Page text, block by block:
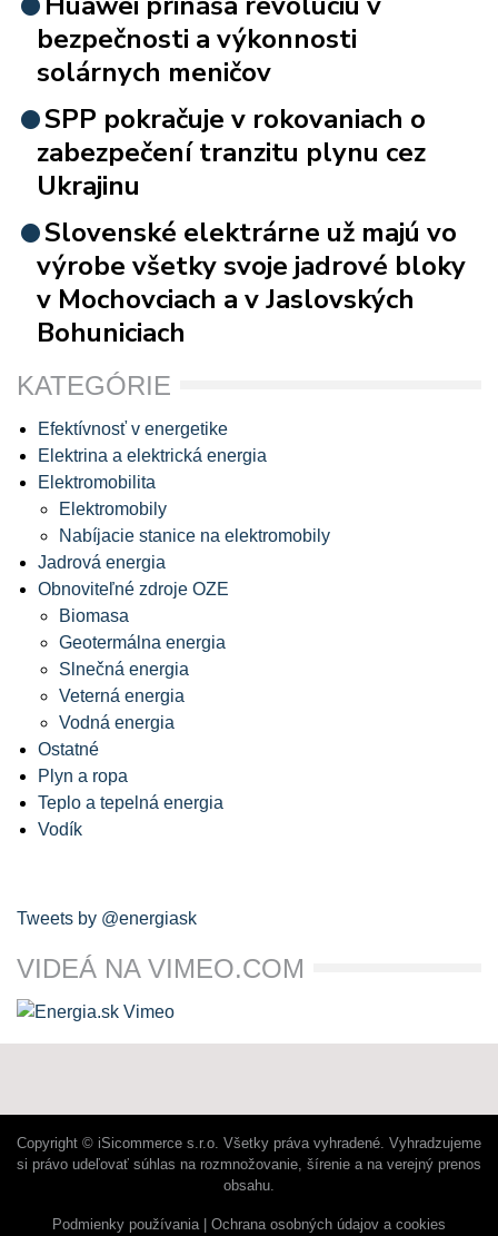
bezpečnosti a výkonnosti
solárnych meničov
SPP pokračuje v rokovaniach o
zabezpečení tranzitu plynu cez
Ukrajinu
Slovenské elektrárne už majú vo
výrobe všetky svoje jadrové bloky
v Mochovciach a v Jaslovských
Bohuniciach
KATEGÓRIE
Efektívnosť v energetike
Elektrina a elektrická energia
Elektromobilita
Elektromobily
Nabíjacie stanice na elektromobily
Jadrová energia
Obnoviteľné zdroje OZE
Biomasa
Geotermálna energia
Slnečná energia
Veterná energia
Vodná energia
Ostatné
Plyn a ropa
Teplo a tepelná energia
Vodík
Tweets by @energiask
VIDEÁ NA VIMEO.COM
Copyright © iSicommerce s.r.o. Všetky práva vyhradené. Vyhradzujeme
si právo udeľovať súhlas na rozmnožovanie, šírenie a na verejný prenos
obsahu.
Podmienky používania Ochrana osobných údajov a cookies